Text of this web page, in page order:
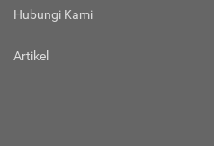
Hubungi Kami
Artikel